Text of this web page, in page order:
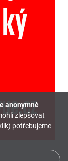
anonymně
zlepšovat
potřebujeme